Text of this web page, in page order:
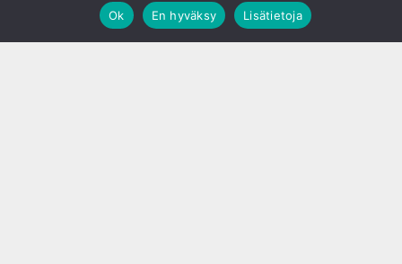
Ok
En hyväksy Lisätietoja